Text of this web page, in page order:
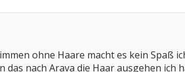
ohne Haare macht es kein Spaß
das nach Arava die Haar ausgehen